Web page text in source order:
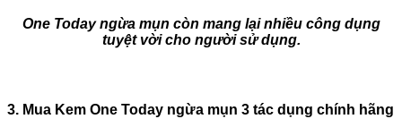
One Today ngừa mụn còn mang lại nhiều công dụng
tuyệt vời cho người sử dụng.
3. Mua Kem One Today ngừa mụn 3 tác dụng chính hãng